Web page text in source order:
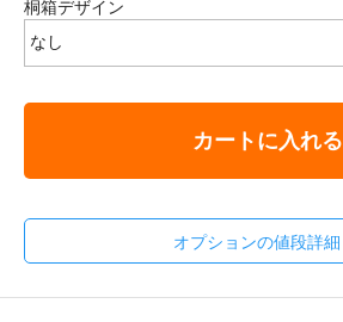
桐箱デザイン
カートに入れる
オプションの値段詳細